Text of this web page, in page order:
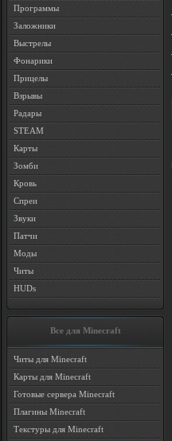
Программы
Заложники
Выстрелы
Фонарики
Прицелы
Взрывы
Радары
STEAM
Карты
Зомби
Кровь
Спреи
Звуки
Патчи
Моды
Читы
HUDs
Все для Minecraft
Читы для Minecraft
Карты для Minecraft
Готовые сервера Minecraft
Плагины Minecraft
Текстуры для Minecraft